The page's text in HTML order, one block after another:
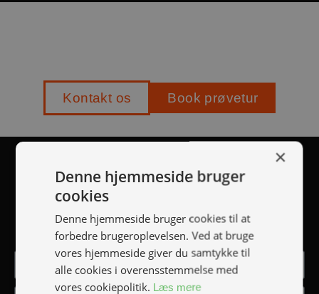
Kontakt os Book prøvetur
TILMELD NYHEDSMAIL
produkter, tilbud, events, udstillinger mm.
×
Denne hjemmeside bruger
cookies
Denne hjemmeside bruger cookies til at
forbedre brugeroplevelsen. Ved at bruge
vores hjemmeside giver du samtykke til
alle cookies i overensstemmelse med
vores cookiepolitik. Læs mere